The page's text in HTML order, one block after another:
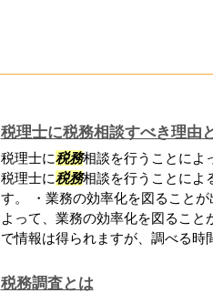
税理士に税務相談すべき理由
税理士に税務相談を行うことによ
税理士に税務相談を行うことによ
す。 ・業務の効率化を図ることが
よって、業務の効率化を図ること
で情報は得られますが、調べる時
税務調査とは